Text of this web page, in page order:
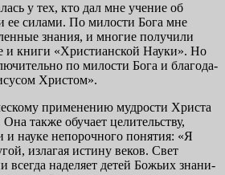
у тех, кто дал мне учение об
ее силами. По милости Бога мне
знания, и многие получили
и книги «Христианской Науки». Но
по милости Бога и благода­
Христом».
применению мудрости Христа
также обучает целительству,
и науке непорочного понятия: «Я
излагая истину веков. Свет
всегда наделяет детей Божьих знани­